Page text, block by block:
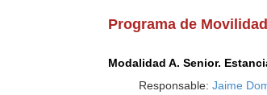
Programa de Movilidad
Modalidad A. Senior.
Responsable:Jaime